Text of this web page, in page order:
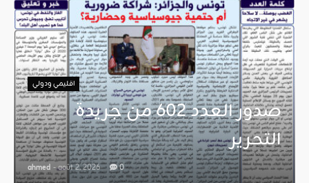
اقليمي ودولي
صدور العدد 602 من جريدة
التحرير
ahmed - août 2, 2026 0